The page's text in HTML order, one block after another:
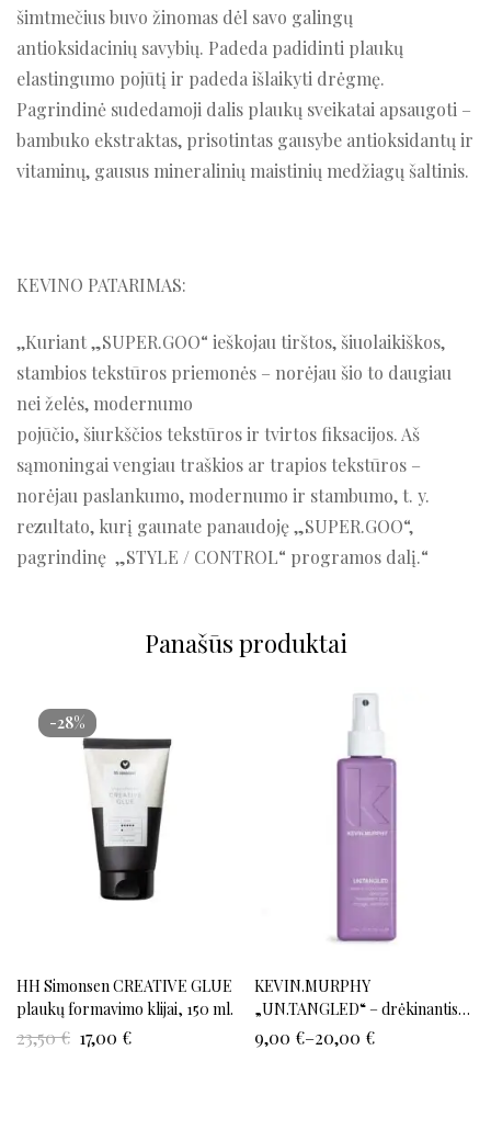
šimtmečius buvo žinomas dėl savo galingų
antioksidacinių savybių. Padeda padidinti plaukų
elastingumo pojūtį ir padeda išlaikyti drėgmę.
Pagrindinė sudedamoji dalis plaukų sveikatai apsaugoti –
bambuko ekstraktas, prisotintas gausybe antioksidantų ir
vitaminų, gausus mineralinių maistinių medžiagų šaltinis.
KEVINO PATARIMAS:
,,Kuriant „SUPER.GOO“ ieškojau tirštos, šiuolaikiškos,
stambios tekstūros priemonės – norėjau šio to daugiau
nei želės, modernumo
pojūčio, šiurkščios tekstūros ir tvirtos fiksacijos. Aš
sąmoningai vengiau traškios ar trapios tekstūros –
norėjau paslankumo, modernumo ir stambumo, t. y.
rezultato, kurį gaunate panaudoję „SUPER.GOO“,
pagrindinę „STYLE / CONTROL“ programos dalį.“
Panašūs produktai
-28%
HH Simonsen CREATIVE GLUE
plaukų formavimo klijai, 150 ml.
23,50€ 17,00 €
KEVIN.MURPHY
„UN.TANGLED“ – drėkinantis
purškiklis saugantis nuo
vėlimosi
9,00 €–20,00 €